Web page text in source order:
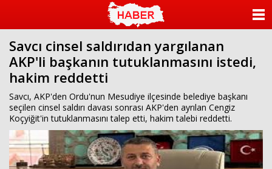
Savcı cinsel saldırıdan yargılanan
AKP'li başkanın tutuklanmasını istedi,
hakim reddetti
Savcı, AKP'den Ordu'nun Mesudiye ilçesinde belediye başkanı
seçilen cinsel saldırı davası sonrası AKP'den ayrılan Cengiz
Koçyiğit'in tutuklanmasını talep etti, hakim talebi reddetti.
KATEGORİLER
ANKETLER
FOTO GALERİ
VİDEO GALERİ